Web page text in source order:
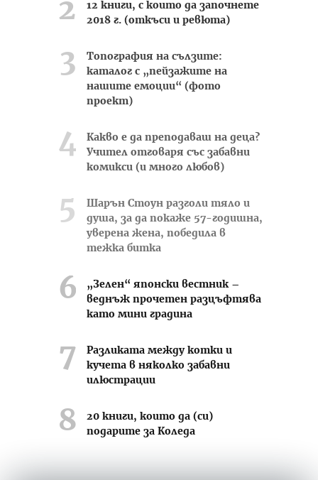
12 книги, с които да започнете
2018 г. (откъси и ревюта)
Топография на сълзите:
каталог с „пейзажите на
нашите емоции“ (фото
проект)
Какво е да преподаваш на деца?
Учител отговаря със забавни
комикси (и много любов)
Шарън Стоун разголи тяло и
душа, за да покаже 57-годишна,
уверена жена, победила в
тежка битка
„Зелен“ японски вестник –
веднъж прочетен разцъфтява
като мини градина
Разликата между котки и
кучета в няколко забавни
илюстрации
20 книги, които да (си)
подарите за Коледа